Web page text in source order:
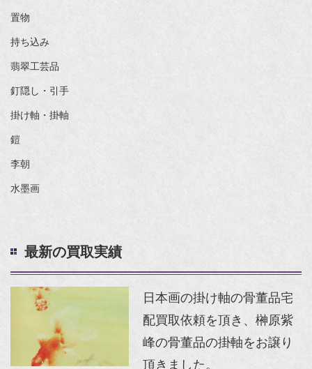
置物
持ち込み
翡翠工芸品
釘隠し・引手
掛け軸・掛軸
鎧
李朝
水墨画
最新の買取実績
日本画の掛け軸の骨董品宅
配買取依頼を頂き、榊原紫
峰の骨董品の掛軸をお譲り
頂きました。